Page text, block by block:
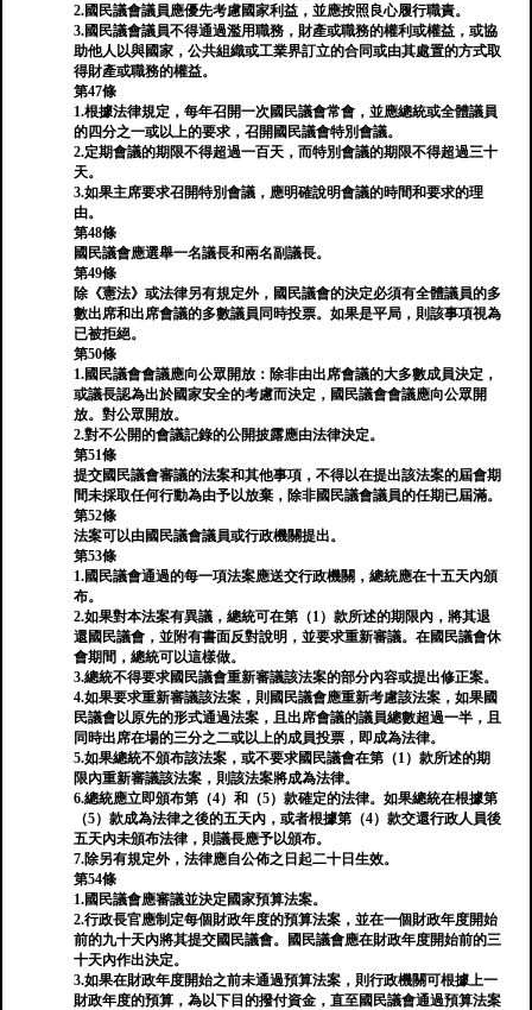
2.國民議會議員應優先考慮國家利益，並應按照良心履行職責。
3.國民議會議員不得通過濫用職務，財產或職務的權利或權益，或協
助他人以與國家，公共組織或工業界訂立的合同或由其處置的方式取
得財產或職務的權益。
第47條
1.根據法律規定，每年召開一次國民議會常會，並應總統或全體議員
的四分之一或以上的要求，召開國民議會特別會議。
2.定期會議的期限不得超過一百天，而特別會議的期限不得超過三十
天。
3.如果主席要求召開特別會議，應明確說明會議的時間和要求的理
由。
第48條
國民議會應選舉一名議長和兩名副議長。
第49條
除《憲法》或法律另有規定外，國民議會的決定必須有全體議員的多
數出席和出席會議的多數議員同時投票。如果是平局，則該事項視為
已被拒絕。
第50條
1.國民議會會議應向公眾開放：除非由出席會議的大多數成員決定，
或議長認為出於國家安全的考慮而決定，國民議會會議應向公眾開
放。對公眾開放。
2.對不公開的會議記錄的公開披露應由法律決定。
第51條
提交國民議會審議的法案和其他事項，不得以在提出該法案的屆會期
間未採取任何行動為由予以放棄，除非國民議會議員的任期已屆滿。
第52條
法案可以由國民議會議員或行政機關提出。
第53條
1.國民議會通過的每一項法案應送交行政機關，總統應在十五天內頒
布。
2.如果對本法案有異議，總統可在第（1）款所述的期限內，將其退
還國民議會，並附有書面反對說明，並要求重新審議。在國民議會休
會期間，總統可以這樣做。
3.總統不得要求國民議會重新審議該法案的部分內容或提出修正案。
4.如果要求重新審議該法案，則國民議會應重新考慮該法案，如果國
民議會以原先的形式通過法案，且出席會議的議員總數超過一半，且
同時出席在場的三分之二或以上的成員投票，即成為法律。
5.如果總統不頒布該法案，或不要求國民議會在第（1）款所述的期
限內重新審議該法案，則該法案將成為法律。
6.總統應立即頒布第（4）和（5）款確定的法律。如果總統在根據第
（5）款成為法律之後的五天內，或者根據第（4）款交還行政人員後
五天內未頒布法律，則議長應予以頒布。
7.除另有規定外，法律應自公佈之日起二十日生效。
第54條
1.國民議會應審議並決定國家預算法案。
2.行政長官應制定每個財政年度的預算法案，並在一個財政年度開始
前的九十天內將其提交國民議會。國民議會應在財政年度開始前的三
十天內作出決定。
3.如果在財政年度開始之前未通過預算法案，則行政機關可根據上一
財政年度的預算，為以下目的撥付資金，直至國民議會通過預算法案